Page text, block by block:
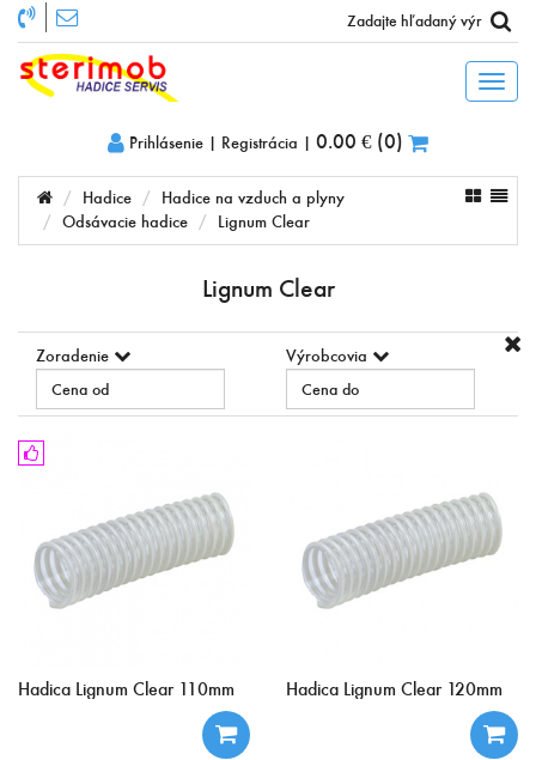
Prihlásenie | Registrácia | 0.00 € (0)
Hadice
Hadice na vzduch a plyny
Odsávacie hadice
Lignum Clear
Lignum Clear
Zoradenie Výrobcovia
Hadica Lignum Clear 110mm Hadica Lignum Clear 120mm